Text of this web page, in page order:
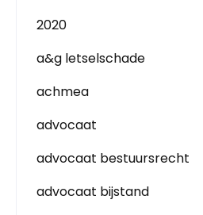
2020
a&g letselschade
achmea
advocaat
advocaat bestuursrecht
advocaat bijstand